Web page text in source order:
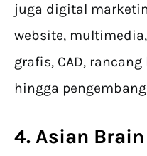
juga digital
website,
grafis, CAD,
hingga
4. Asian Brain